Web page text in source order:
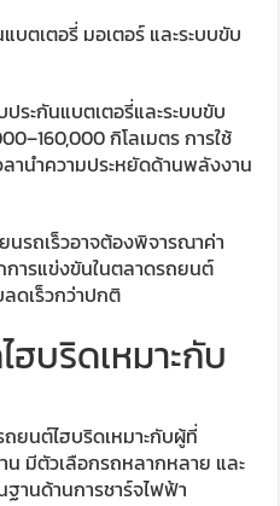
บตเตอรี่ มอเตอร์ และระบบขับ
ระกันแบตเตอรี่และระบบขับ
กิโลเมตร การใช้
ลานำความประหยัดด้านพลังงาน
รถเร็วอาจต้องพิจารณาค่า
การแข่งขันในตลาดรถยนต์
ดเร็วกว่าปกติ
บริดเหมาะกับ
ยนต์ไฮบริดเหมาะกับผู้ที่
น มีตัวเลือกรถหลากหลาย และ
านด้านการชาร์จไฟฟ้า